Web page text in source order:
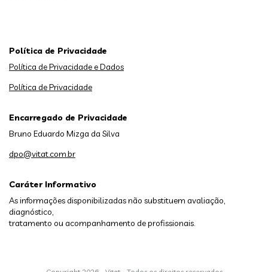
Caráter Informativo
As informações disponibilizadas não substituem avaliação,
diagnóstico,
tratamento ou acompanhamento de profissionais.
Política de Privacidade
Política de Privacidade e Dados
Política de Privacidade
Encarregado de Privacidade
Bruno Eduardo Mizga da Silva
dpo@vitat.com.br